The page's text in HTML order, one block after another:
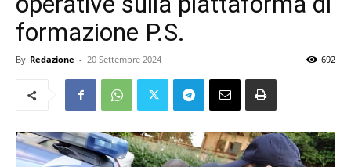
formazione P.S.
By Redazione - 20 Settembre 2024 692